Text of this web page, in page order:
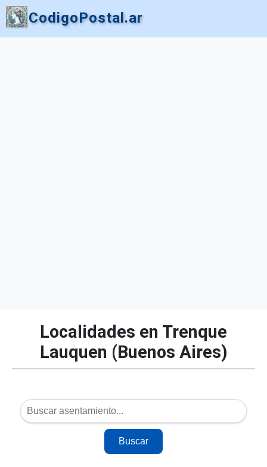
CodigoPostal.ar
Localidades en Trenque
Lauquen (Buenos Aires)
Buscar